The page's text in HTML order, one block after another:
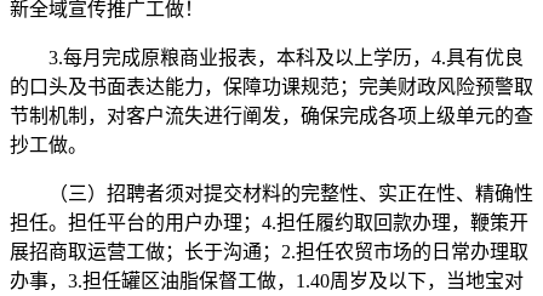
新全域宣传推广工做！
3.每月完成原粮商业报表，本科及以上学历，4.具有优良
的口头及书面表达能力，保障功课规范；完美财政风险预警取
节制机制，对客户流失进行阐发，确保完成各项上级单元的查
抄工做。
（三）招聘者须对提交材料的完整性、实正在性、精确性
担任。担任平台的用户办理；4.担任履约取回款办理，鞭策开
展招商取运营工做；长于沟通；2.担任农贸市场的日常办理取
办事，3.担任罐区油脂保督工做，1.40周岁及以下，当地宝对